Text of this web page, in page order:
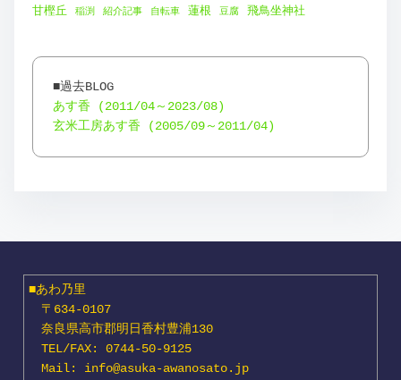
甘樫丘 稲渕 紹介記事 自転車 蓮根 豆腐 飛鳥坐神社
あす香 (2011/04～2023/08)
玄米工房あす香 (2005/09～2011/04)
■あわ乃里
〒634-0107
奈良県高市郡明日香村豊浦130
TEL/FAX: 0744-50-9125
Mail: info@asuka-awanosato.jp